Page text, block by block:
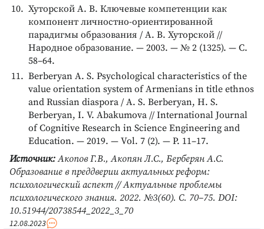
Хуторской А. В. Ключевые компетенции как
компонент личностно-ориентированной
парадигмы образования / А. В. Хуторской //
Народное образование. — 2003. — № 2 (1325). — С.
58–64.
Berberyan A. S. Psychological characteristics of the
value orientation system of Armenians in title ethnos
and Russian diaspora / A. S. Berberyan, H. S.
Berberyan, I. V. Abakumova // International Journal
of Cognitive Research in Science Engineering and
Education. — 2019. — Vol. 7 (2). — P. 11–17.
Источник:Акопов Г.В., Акопян Л.С., Берберян А.С.
Образование в преддверии актуальных реформ:
психологический аспект // Актуальные проблемы
психологического знания. 2022. №3(60). С. 70–75. DOI:
10.51944/20738544_2022_3_70
12.08.2023